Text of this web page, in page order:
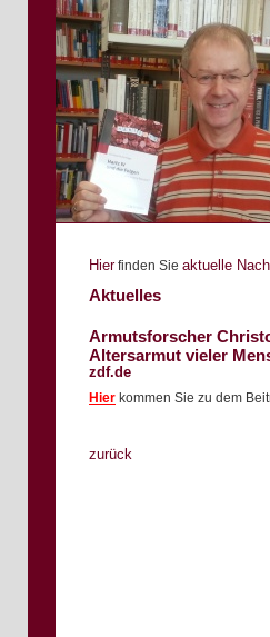
Hierfinden Sie aktuelle
Aktuelles
Armutsforscher
Altersarmut vieler
zdf.de
Hier kommen Sie zu dem
zurück